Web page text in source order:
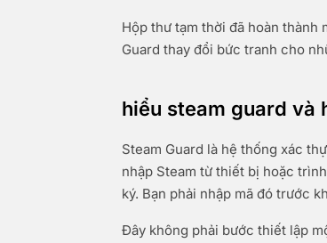
Hộp thư tạm thời đã hoàn
Guard thay đổi bức tranh cho
hiểu steam guard và
Steam Guard là hệ thống xác
nhập Steam từ thiết bị hoặc
ký. Bạn phải nhập mã đó trước
Đây không phải bước thiết lập